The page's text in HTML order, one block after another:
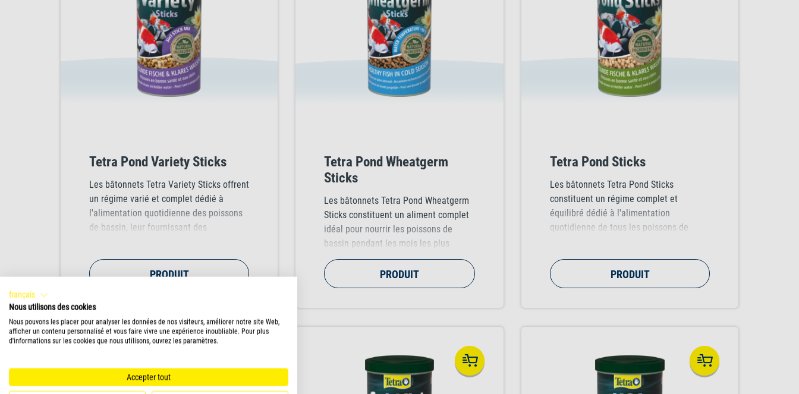
Tetra Pond Variety Sticks
Les bâtonnets Tetra Variety Sticks offrent
un régime varié et complet dédié à
l'alimentation quotidienne des poissons
de bassin, leur fournissant des
immunitaire renforcé et une eau de
PRODUIT
Tetra Pond Wheatgerm
Sticks
Les bâtonnets Tetra Pond Wheatgerm
Sticks constituent un aliment complet
idéal pour nourrir les poissons de
bassin pendant les mois les plus
froids, lorsque la température de l'eau
est inférieure à 10°C. Enrichis en
germes de blé de première qualité, ces
soumis à des températures plus
PRODUIT
Tetra Pond Sticks
Les bâtonnets Tetra Pond Sticks
constituent un régime complet et
équilibré dédié à l'alimentation
quotidienne de tous les poissons de
eau de meilleure qualité.
PRODUIT
français
Nous utilisons des cookies
Nous pouvons les placer pour analyser les données de nos visiteurs, améliorer notre site Web,
afficher un contenu personnalisé et vous faire vivre une expérience inoubliable. Pour plus
d'informations sur les cookies que nous utilisons, ouvrez les paramètres.
Accepter tout